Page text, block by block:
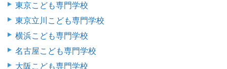
東京こども専門学校
東京立川こども専門学校
横浜こども専門学校
名古屋こども専門学校
大阪こども専門学校